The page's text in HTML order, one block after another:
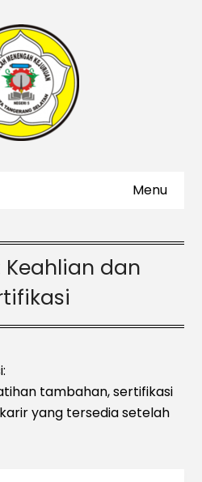
Menu
Keahlian dan
tambahan, sertifikasi
yang tersedia setelah